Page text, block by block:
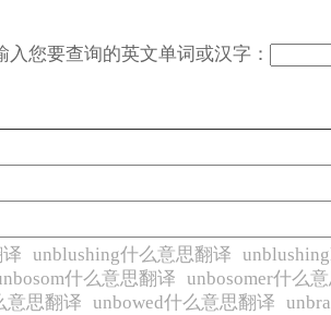
入您要查询的英文单词或汉字：
unblushing什么意思翻译
什么意思翻译 unbosomer什么
意思翻译 unbowed什么意思翻译